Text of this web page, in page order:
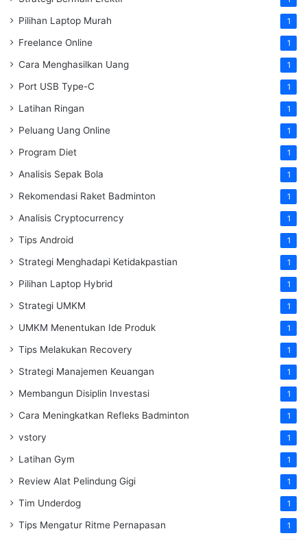
Pilihan Laptop Murah 1
Freelance Online 1
Cara Menghasilkan Uang 1
Port USB Type-C 1
Latihan Ringan 1
Peluang Uang Online 1
Program Diet 1
Analisis Sepak Bola 1
Rekomendasi Raket Badminton 1
Analisis Cryptocurrency 1
Tips Android 1
Strategi Menghadapi Ketidakpastian 1
Pilihan Laptop Hybrid 1
Strategi UMKM 1
UMKM Menentukan Ide Produk 1
Tips Melakukan Recovery 1
Strategi Manajemen Keuangan 1
Membangun Disiplin Investasi 1
Cara Meningkatkan Refleks Badminton 1
vstory 1
Latihan Gym 1
Review Alat Pelindung Gigi 1
Tim Underdog 1
Tips Mengatur Ritme Pernapasan 1